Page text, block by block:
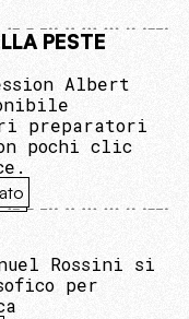
PESTE
Albert
preparatori
pochi clic
Rossini si
per